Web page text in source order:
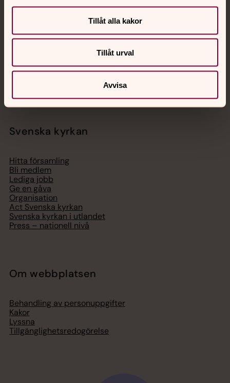
Tillåt alla kakor
Tillåt urval
Avvisa
med en präst på kvällar och nätter.
Digitalt brev
Svenska kyrkan
Hitta församling
Bli medlem
Lediga jobb
Ge en gåva
Organisation
Act Svenska kyrkan
Svenska kyrkan i utlandet
Press – nationell nivå
Om webbplatsen
Behandling av personuppgifter
Kakor
Lyssna
Tillgänglighetsredogörelse